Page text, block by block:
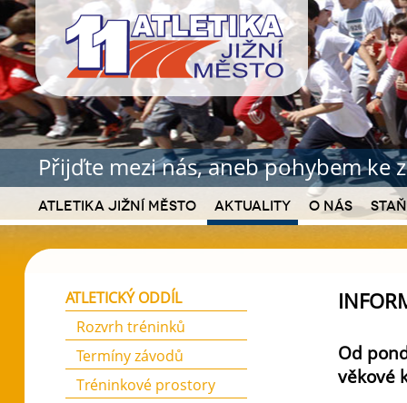
Přijďte mezi nás, aneb pohybem ke
Atletika Jižní Město Aktuality O nás
Od
věkové
ATLETICKÝ ODDÍL
Rozvrh tréninků
Termíny závodů
Tréninkové prostory